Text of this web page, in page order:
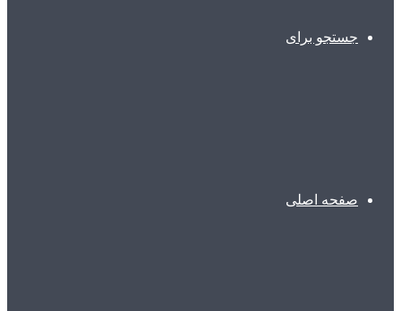
جستجو برای
صفحه اصلی